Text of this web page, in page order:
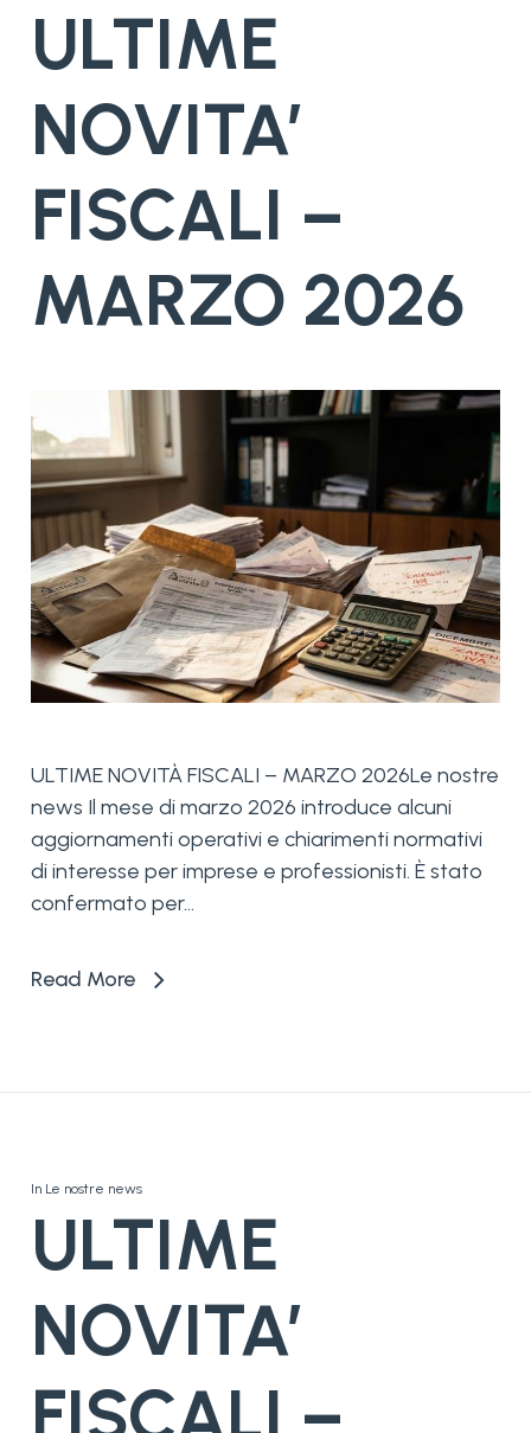
ULTIME
NOVITA’
FISCALI –
MARZO 2026
ULTIME NOVITÀ FISCALI – MARZO 2026Le nostre
news Il mese di marzo 2026 introduce alcuni
aggiornamenti operativi e chiarimenti normativi
di interesse per imprese e professionisti. È stato
confermato per...
Read More
In Le nostre news
ULTIME
NOVITA’
FISCALI –